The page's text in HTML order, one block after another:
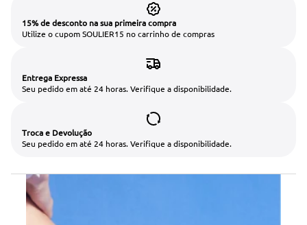
15% de desconto na sua primeira compra
Utilize o cupom SOULIER15 no carrinho de compras
Entrega Expressa
Seu pedido em até 24 horas. Verifique a disponibilidade.
Troca e Devolução
Seu pedido em até 24 horas. Verifique a disponibilidade.